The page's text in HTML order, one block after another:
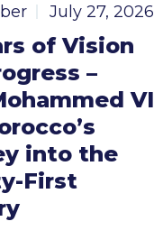
July 27, 2026
of Vision
–
VI
into the
First